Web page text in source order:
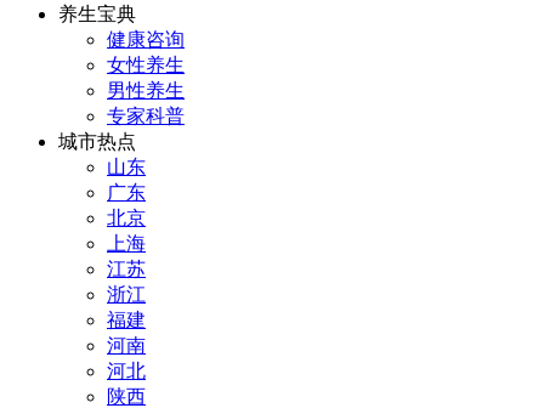
养生宝典
健康咨询
女性养生
男性养生
专家科普
城市热点
山东
广东
北京
上海
江苏
浙江
福建
河南
河北
陕西